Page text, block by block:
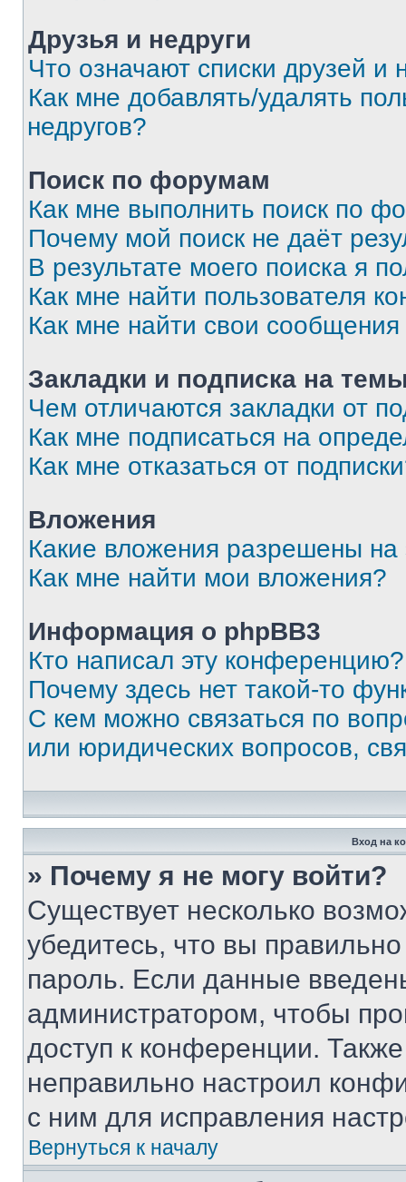
Друзья и недруги
Что означают списки друзей и
Как мне добавлять/удалять
недругов?
Поиск по форумам
Как мне выполнить поиск по
Почему мой поиск не даёт
В результате моего поиска я
Как мне найти пользователя
Как мне найти свои
Закладки и подписка на
Чем отличаются закладки от
Как мне подписаться на
Как мне отказаться от
Вложения
Какие вложения разрешены
Как мне найти мои вложения?
Информация о phpBB3
Кто написал эту конференцию?
Почему здесь нет такой-то
С кем можно связаться по
или юридических вопросов,
Вход на
» Почему я не могу войти?
Существует несколько
убедитесь, что вы
пароль. Если данные
администратором, чтобы
доступ к конференции.
неправильно настроил
с ним для исправления
Вернуться к началу